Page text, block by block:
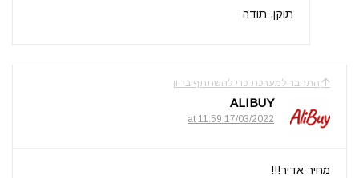
תוקן, תודה
התחבר למערכת כדי להשתתף בדיון
ALIBUY
17/03/2022 at 11:59
מחיר אדיר!!!